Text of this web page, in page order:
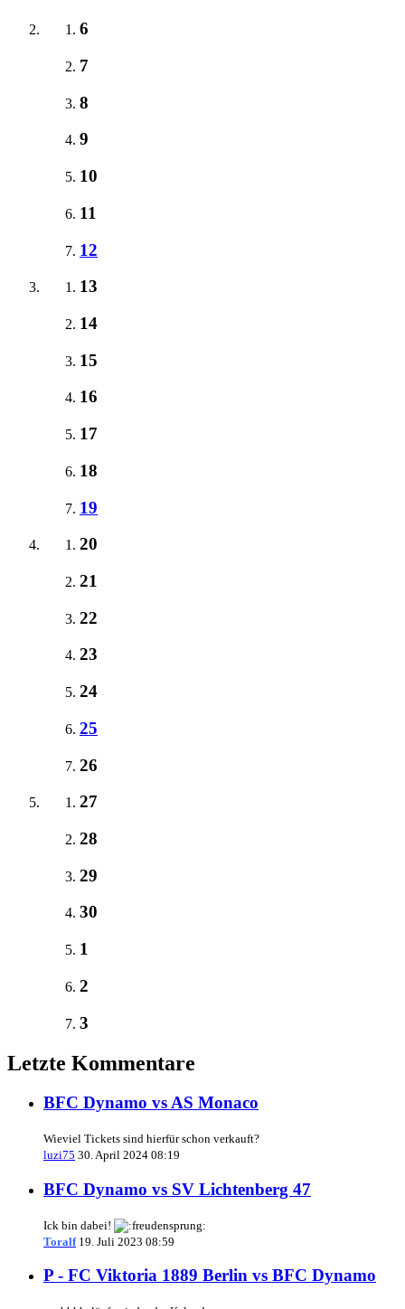
6
7
8
9
10
11
12
13
14
15
16
17
18
19
20
21
22
23
24
25
26
27
28
29
30
1
2
3
Letzte Kommentare
BFC Dynamo vs AS Monaco
Wieviel Tickets sind hierfür schon verkauft?
luzi75 30. April 2024 08:19
BFC Dynamo vs SV Lichtenberg 47
Ick bin dabei!
Toralf 19. Juli 2023 08:59
P - FC Viktoria 1889 Berlin vs BFC Dynamo